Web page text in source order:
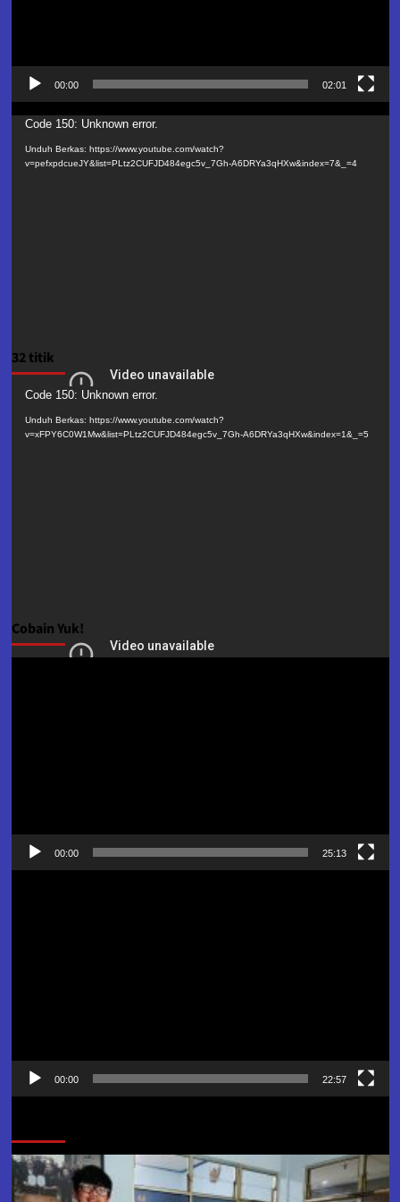
00:00 02:01
Pemutar
Video
Code 150: Unknown error.
Unduh Berkas: https://www.youtube.com/watch?
v=pefxpdcueJY&list=PLtz2CUFJD484egc5v_7Gh-A6DRYa3qHXw&index=7&_=4
32 titik
Pemutar
Video
Code 150: Unknown error.
Unduh Berkas: https://www.youtube.com/watch?
v=xFPY6C0W1Mw&list=PLtz2CUFJD484egc5v_7Gh-A6DRYa3qHXw&index=1&_=5
Cobain Yuk!
00:00 25:13
00:00 22:57